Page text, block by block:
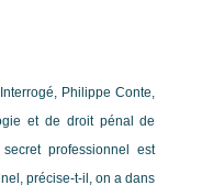
Philippe Conte,
et de droit pénal de
professionnel est
précise-t-il, on a dans